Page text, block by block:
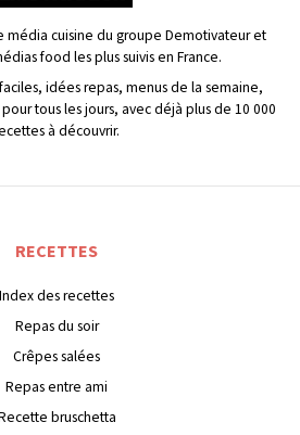
média cuisine du groupe Demotivateur et
food les plus suivis en France.
idées repas, menus de la semaine,
tous les jours, avec déjà plus de 10 000
à découvrir.
RECETTES
Index des recettes
Repas du soir
Crêpes salées
Repas entre ami
bruschetta